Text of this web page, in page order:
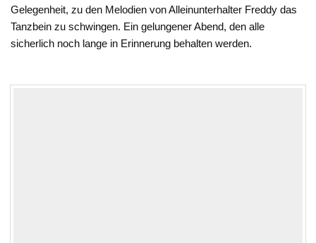
Gelegenheit, zu den Melodien von Alleinunterhalter Freddy das
Tanzbein zu schwingen. Ein gelungener Abend, den alle
sicherlich noch lange in Erinnerung behalten werden.